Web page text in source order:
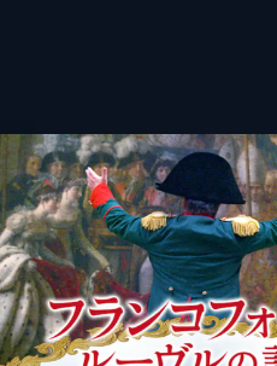
ル・ボニゼール
ル・ボニゼール
イ・アイギ
・ベン・サイド